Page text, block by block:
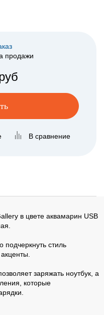
продажи
В сравнение
в цвете аквамарин USB
подчеркнуть стиль
заряжать ноутбук, а
которые